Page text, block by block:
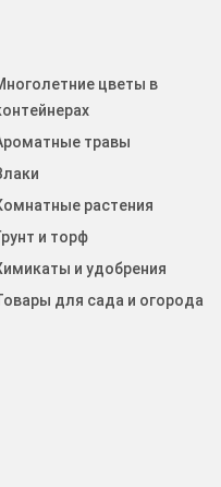
цветы в
травы
растения
и торф
и удобрения
для сада и огорода